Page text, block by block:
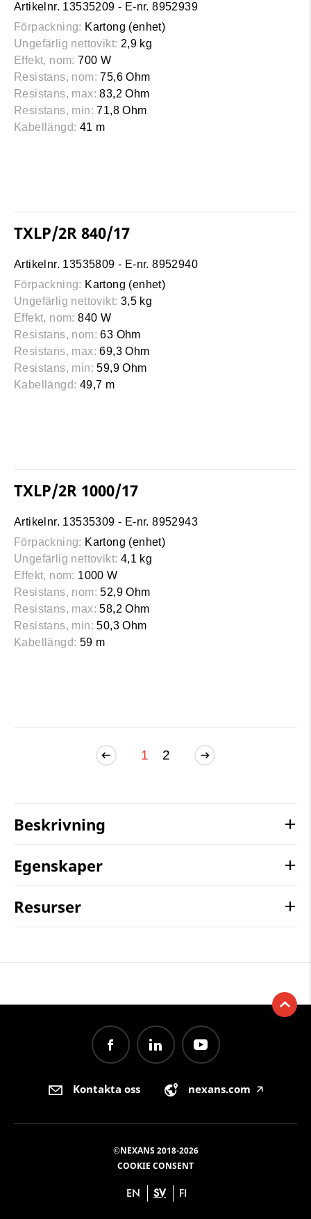
Artikelnr. 13535209 - E-nr. 8952939
Förpackning: Kartong (enhet)
Ungefärlig nettovikt: 2,9 kg
Effekt, nom: 700 W
Resistans, nom: 75,6 Ohm
Resistans, max: 83,2 Ohm
Resistans, min: 71,8 Ohm
Kabellängd: 41 m
TXLP/2R 840/17
Artikelnr. 13535809 - E-nr. 8952940
Förpackning: Kartong (enhet)
Ungefärlig nettovikt: 3,5 kg
Effekt, nom: 840 W
Resistans, nom: 63 Ohm
Resistans, max: 69,3 Ohm
Resistans, min: 59,9 Ohm
Kabellängd: 49,7 m
TXLP/2R 1000/17
Artikelnr. 13535309 - E-nr. 8952943
Förpackning: Kartong (enhet)
Ungefärlig nettovikt: 4,1 kg
Effekt, nom: 1000 W
Resistans, nom: 52,9 Ohm
Resistans, max: 58,2 Ohm
Resistans, min: 50,3 Ohm
Kabellängd: 59 m
1 2
Beskrivning
Egenskaper
Resurser
Kontakta oss nexans.com 🡥
©NEXANS 2018-2026
COOKIE CONSENT
EN SV FI